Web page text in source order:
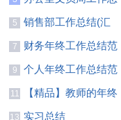
结
5
销售部工作总结(汇
编15篇)
7
财务年终工作总结范
文汇编六篇
9
个人年终工作总结范
文
11
【精品】教师的年终
总结模板汇编八篇
13 实习总结